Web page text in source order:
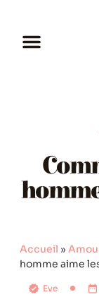
Accueil »
homme aime
Eve